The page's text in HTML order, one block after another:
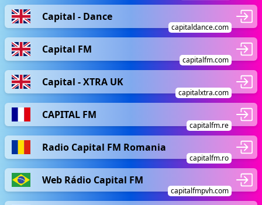
Capital - Dance
capitaldance.com
Capital FM
capitalfm.com
Capital - XTRA UK
capitalxtra.com
CAPITAL FM
capitalfm.re
Radio Capital FM Romania
capitalfm.ro
Web Rádio Capital FM
capitalfmpvh.com